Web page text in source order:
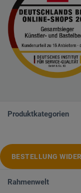
Produktkategorien
BESTELLUNG
Rahmenwelt